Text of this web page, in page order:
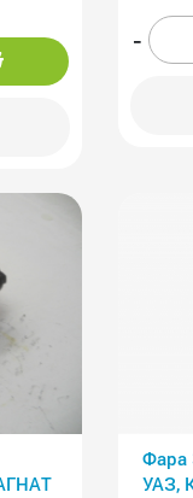
-
Фара
УАЗ,